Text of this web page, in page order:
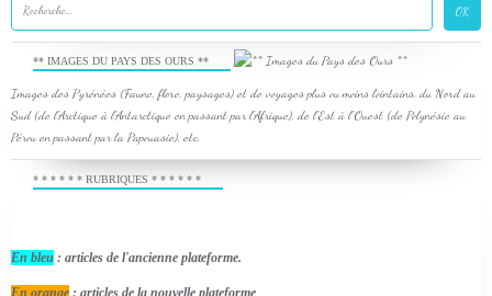
** IMAGES DU PAYS DES OURS **
Images des Pyrénées (Faune, flore, paysages) et de voyages plus ou moins lointains, du Nord au
Sud (de l'Arctique à l'Antarctique en passant par l'Afrique), de l'Est à l'Ouest (de Polynésie au
Pérou en passant par la Papouasie), etc.
* * * * * * RUBRIQUES * * * * * *
En bleu : articles de l'ancienne plateforme.
En orange : articles de la nouvelle plateforme